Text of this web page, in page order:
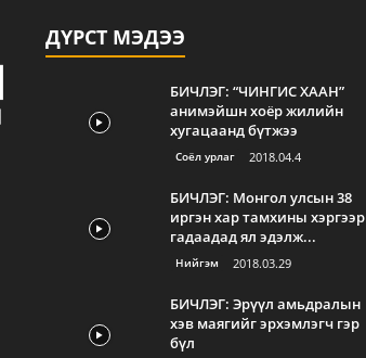
ДҮРСТ МЭДЭЭ
БИЧЛЭГ: “ЧИНГИС ХААН”
анимэйшн хоёр жилийн
хугацаанд бүтжээ
Соёл урлаг 2018.04.4
БИЧЛЭГ: Монгол улсын 38
иргэн хар тамхины хэргээр
гадаадад ял эдэлж...
Нийгэм 2018.03.29
БИЧЛЭГ: Эрүүл амьдралын
хэв маягийг эрхэмлэгч гэр
бүл